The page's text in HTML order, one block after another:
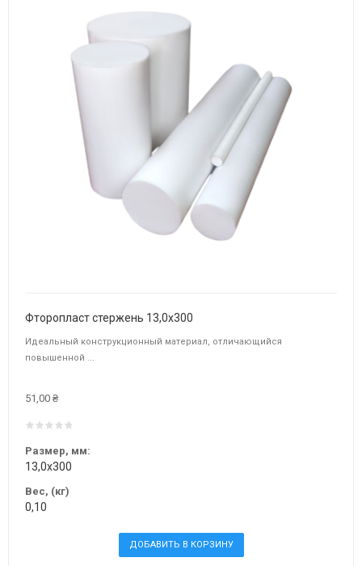
Фторопласт стержень 13,0х300
Идеальный конструкционный материал, отличающийся
повышенной ...
51,00 ₴
Размер, мм:
13,0х300
Вес, (кг)
0,10